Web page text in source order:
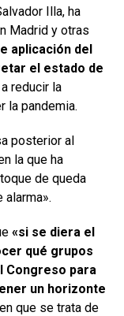
Illa, ha
Madrid y otras
aplicación del
el estado de
reducir la
la pandemia.
posterior al
la que ha
de queda
«si se diera el
qué grupos
Congreso para
un horizonte
que se trata de